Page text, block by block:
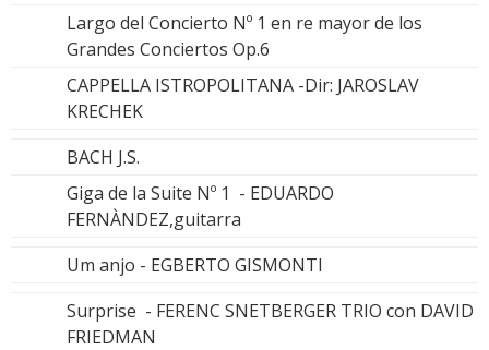
Largo del Concierto Nº 1 en re mayor de los
Grandes Conciertos Op.6
CAPPELLA ISTROPOLITANA -Dir: JAROSLAV
KRECHEK
BACH J.S.
Giga de la Suite Nº 1 - EDUARDO
FERNÀNDEZ,guitarra
Um anjo - EGBERTO GISMONTI
Surprise - FERENC SNETBERGER TRIO con DAVID
FRIEDMAN